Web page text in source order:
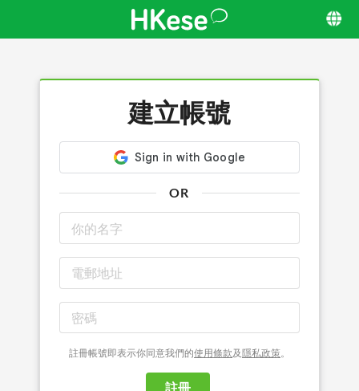
建立帳號
OR
註冊帳號即表示你同意我們的使用條款及隱私政策。
註冊